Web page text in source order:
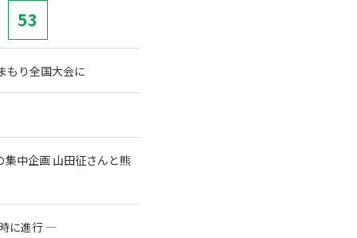
53
もり全国大会に
中企画 山田征さんと熊
に進行 ―